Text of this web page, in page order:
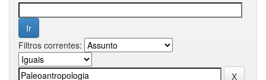
Filtros correntes: